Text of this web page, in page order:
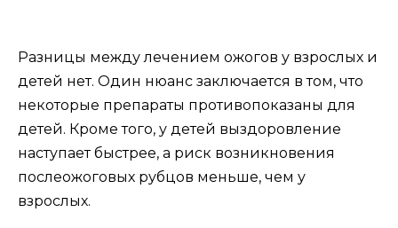
Разницы между лечением ожогов у взрослых и
детей нет. Один нюанс заключается в том, что
некоторые препараты противопоказаны для
детей. Кроме того, у детей выздоровление
наступает быстрее, а риск возникновения
послеожоговых рубцов меньше, чем у
взрослых.